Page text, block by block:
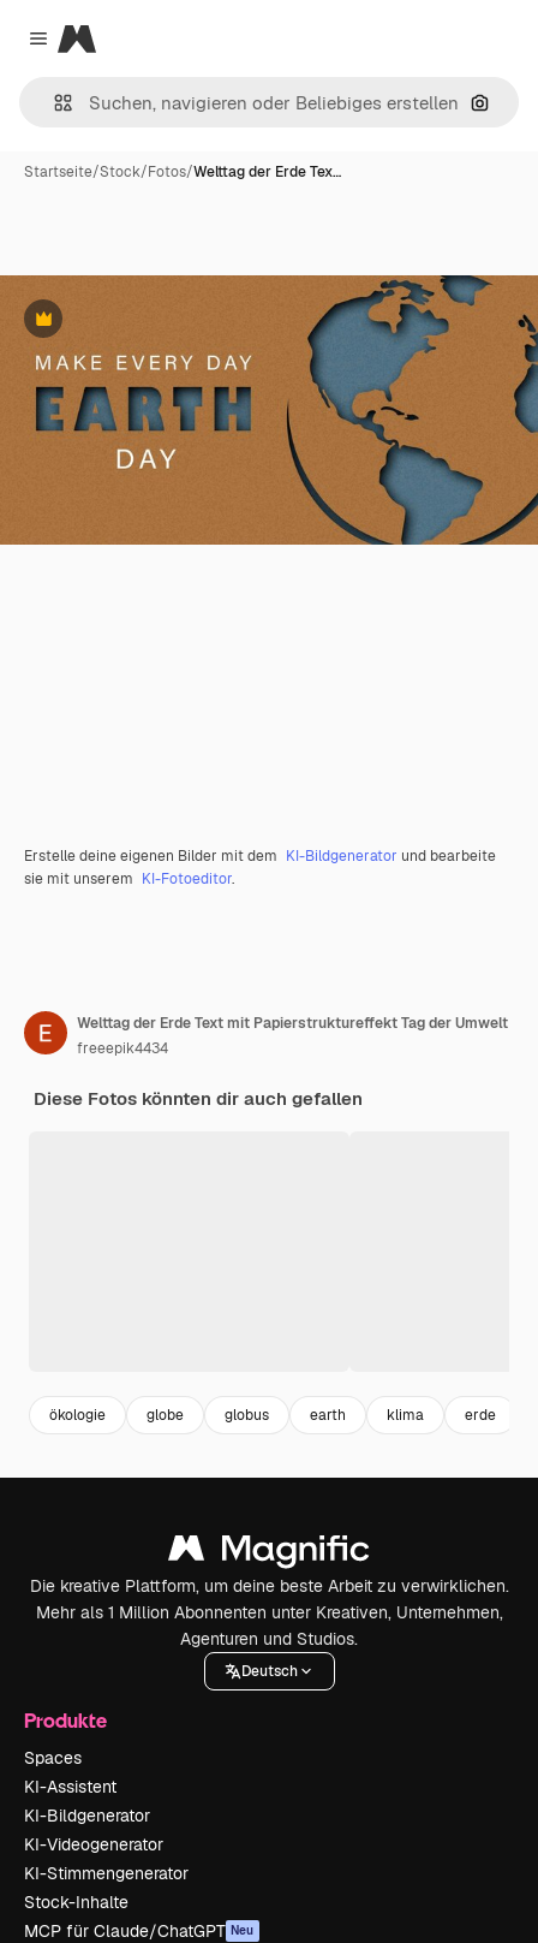
Close menu
Magnific
Nach
Startseite/Stock/Fotos/Welttag der Erde Tex…
Premium
Erstelle deine eigenen Bilder mit dem KI-Bildgenerator und bearbeite
sie mit unserem KI-Fotoeditor.
Welttag der Erde Text mit Papierstruktureffekt Tag der Umwelt
freeepik4434
Diese Fotos könnten dir auch gefallen
ökologie globe globus earth klima erde
Die kreative Plattform, um deine beste Arbeit zu verwirklichen.
Mehr als 1 Million Abonnenten unter Kreativen, Unternehmen,
Agenturen und Studios.
Deutsch
Produkte
Spaces
KI-Assistent
KI-Bildgenerator
KI-Videogenerator
KI-Stimmengenerator
Stock-Inhalte
MCP für Claude/ChatGPT Neu